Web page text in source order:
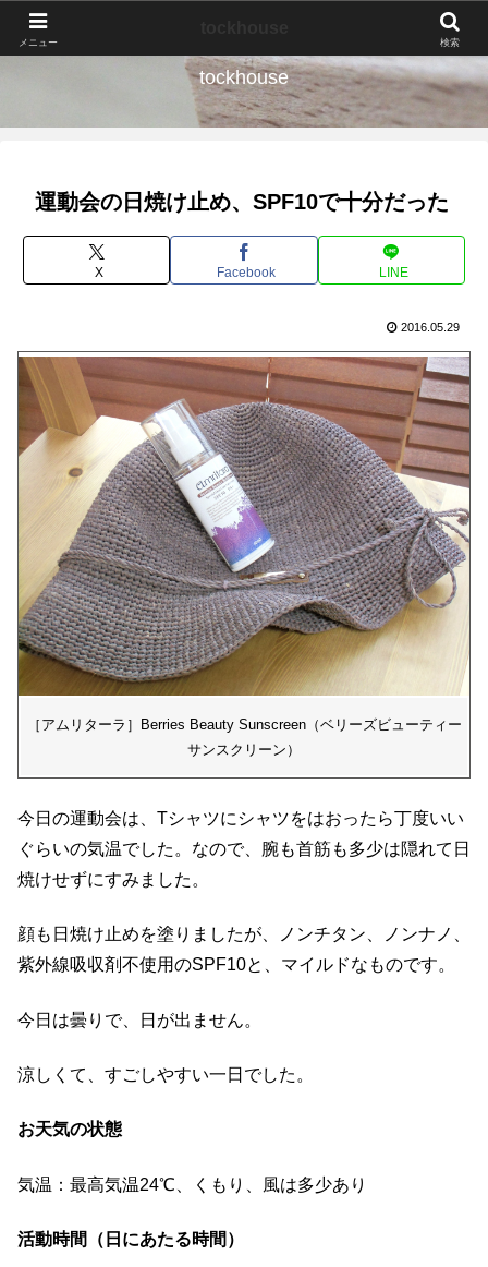
tockhouse
運動会の日焼け止め、SPF10で十分だった
X Facebook LINE
2016.05.29
［アムリターラ］Berries Beauty Sunscreen（ベリーズビューティー
サンスクリーン）
今日の運動会は、Tシャツにシャツをはおったら丁度いい
ぐらいの気温でした。なので、腕も首筋も多少は隠れて日
焼けせずにすみました。
顔も日焼け止めを塗りましたが、ノンチタン、ノンナノ、
紫外線吸収剤不使用のSPF10と、マイルドなものです。
今日は曇りで、日が出ません。
涼しくて、すごしやすい一日でした。
お天気の状態
気温：最高気温24℃、くもり、風は多少あり
活動時間（日にあたる時間）
メニュー 検索